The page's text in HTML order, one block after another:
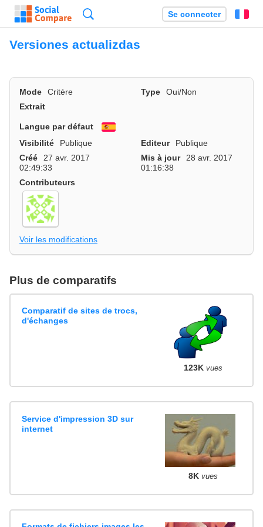
Se connecter
Versiones actualizdas
Mode Critère Type
Oui/Non
Extrait
Langue par défaut
Español
Visibilité
Publique Editeur
Publique
Créé
27 avr. 2017
02:49:33
Mis à jour
28 avr. 2017
01:16:38
Contributeurs
Voir les modifications
Plus de comparatifs
Comparatif de sites de trocs,
d'échanges
123K vues
Service d'impression 3D sur
internet
8K vues